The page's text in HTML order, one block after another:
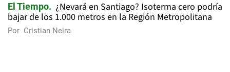
El Tiempo
¿Nevará en Santiago? Isoterma cero podría
bajar de los 1.000 metros en la Región Metropolitana
Por Cristian Neira